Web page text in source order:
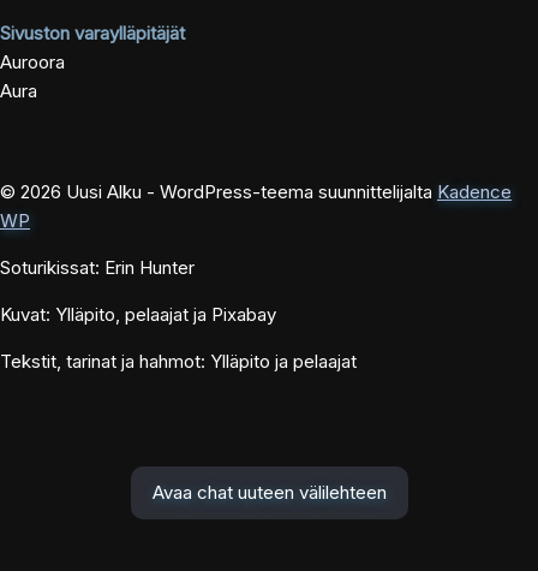
Sivuston varaylläpitäjät
Auroora
Aura
© 2026 Uusi Alku - WordPress-teema suunnittelijalta Kadence
WP
Soturikissat: Erin Hunter
Kuvat: Ylläpito, pelaajat ja Pixabay
Tekstit, tarinat ja hahmot: Ylläpito ja pelaajat
Avaa chat uuteen välilehteen